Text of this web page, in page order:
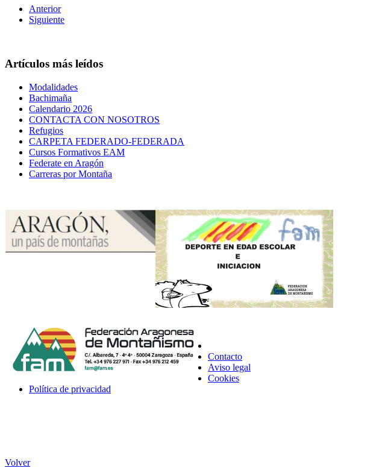
Anterior
Siguiente
Artículos más leídos
Modalidades
Bachimaña
Calendario 2026
CONTACTA CON NOSOTROS
Refugios
CARPETA FEDERADO-FEDERADA
Cursos Formativos EAM
Federate en Aragón
Carreras por Montaña
Contacto
Aviso legal
Cookies
Política de privacidad
Volver